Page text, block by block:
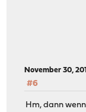
November 30,
#6
Hm, dann